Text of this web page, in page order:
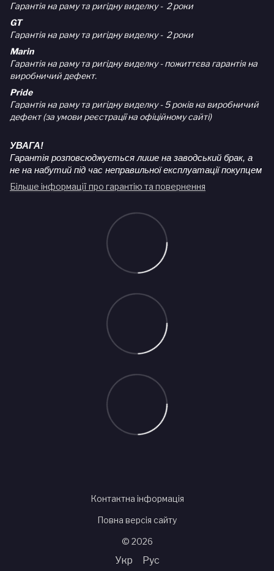
Гарантія на раму та ригідну виделку - 2 роки
GT
Гарантія на раму та ригідну виделку - 2 роки
Marin
Гарантія на раму та ригідну виделку - пожиттєва гарантія на
виробничий дефект.
Pride
Гарантія на раму та ригідну виделку - 5 років на виробничий
дефект (за умови реєстрації на офіційному сайті)
УВАГА!
Гарантія розповсюджується лише на заводський брак, а
не на набутий під час неправильної експлуатації покупцем
Більше інформації про гарантію та повернення
Контактна інформація
Повна версія сайту
© 2026
Укр Рус